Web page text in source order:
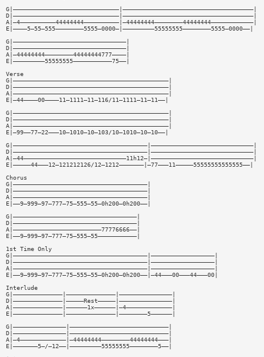
G|——————————————————————————————|—————————————————————————————————————|
D|——————————————————————————————|—————————————————————————————————————|
A|—4——————————44444444——————————|—44444444————————44444444————————————|
E|————5—55—555————————5555—0000—|—————————55555555————————5555—0000——|
G|————————————————————————————————|
D|————————————————————————————————|
A|—44444444————————44444444777————|
E|—————————55555555———————————75——|
Verse
G|————————————————————————————————————————————|
D|————————————————————————————————————————————|
A|————————————————————————————————————————————|
E|—44————00————11—1111—11—116/11—1111—11—11——|
G|————————————————————————————————————————————|
D|————————————————————————————————————————————|
A|————————————————————————————————————————————|
E|—99——77—22———10—1010—10—103/10—1010—10—10——|
G|——————————————————————————————————————|—————————————————————————————|
D|——————————————————————————————————————|—————————————————————————————|
A|—44—————————————————————————————11h12—|—————————————————————————————|
E|—————44———12—121212126/12—1212———————|—77———11—————55555555555555——|
Chorus
G|——————————————————————————————————————|
D|——————————————————————————————————————|
A|——————————————————————————————————————|
E|——9—999—97—777—75—555—55—0h200—0h200——|
G|———————————————————————————————————|
D|———————————————————————————————————|
A|—————————————————————————77776666——|
E|——9—999—97—777—75—555—55———————————|
1st Time Only
G|——————————————————————————————————————|——————————————————|
D|——————————————————————————————————————|——————————————————|
A|——————————————————————————————————————|——————————————————|
E|——9—999—97—777—75—555—55—0h200—0h200——|—44———00———44———00|
Interlude
G|——————————————|——————————————|———————————————|
D|——————————————|—————Rest—————|———————————————|
A|——————————————|——————1x——————|—4—————————————|
E|——————————————|——————————————|————————5——————|
G|———————————————|————————————————————————————|
D|———————————————|————————————————————————————|
A|—4—————————————|—44444444————————44444444———|
E|———————5—/—12——|—————————55555555————————5——|